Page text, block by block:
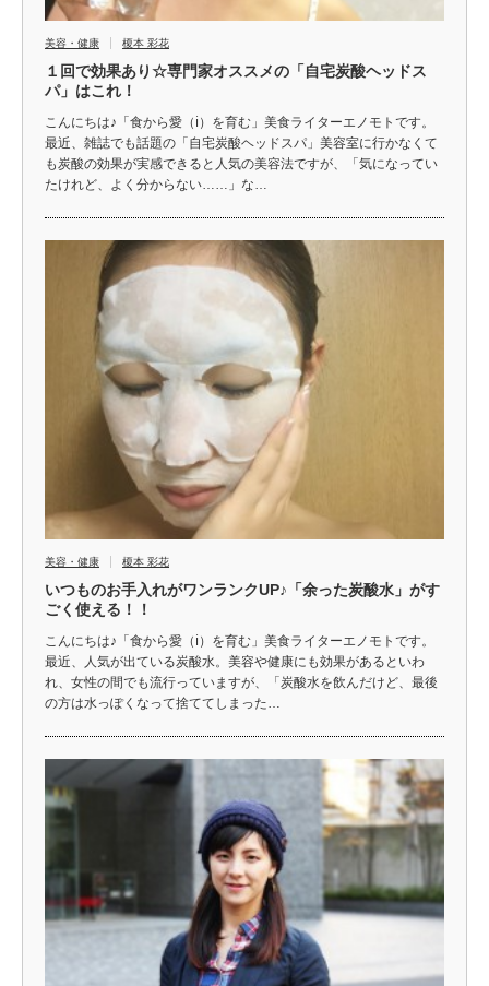
美容・健康 榎本 彩花
１回で効果あり☆専門家オススメの「自宅炭酸ヘッドス
パ」はこれ！
こんにちは♪「食から愛（ℹ︎）を育む」美食ライターエノモトです。
最近、雑誌でも話題の「自宅炭酸ヘッドスパ」美容室に行かなくて
も炭酸の効果が実感できると人気の美容法ですが、「気になってい
たけれど、よく分からない……」な…
美容・健康 榎本 彩花
いつものお手入れがワンランクUP♪「余った炭酸水」がす
ごく使える！！
こんにちは♪「食から愛（ℹ︎）を育む」美食ライターエノモトです。
最近、人気が出ている炭酸水。美容や健康にも効果があるといわ
れ、女性の間でも流行っていますが、「炭酸水を飲んだけど、最後
の方は水っぽくなって捨ててしまった…